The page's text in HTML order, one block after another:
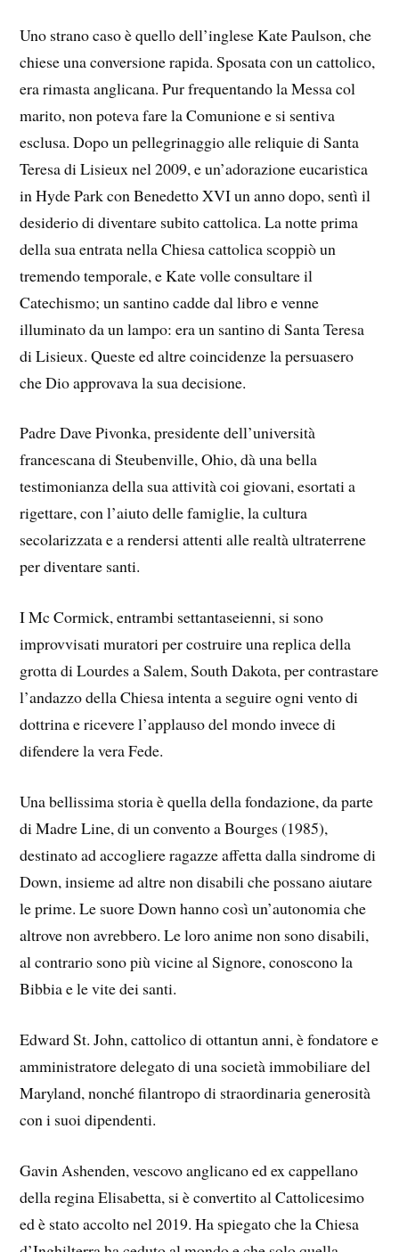
Uno strano caso è quello dell’inglese Kate Paulson, che
chiese una conversione rapida. Sposata con un cattolico,
era rimasta anglicana. Pur frequentando la Messa col
marito, non poteva fare la Comunione e si sentiva
esclusa. Dopo un pellegrinaggio alle reliquie di Santa
Teresa di Lisieux nel 2009, e un’adorazione eucaristica
in Hyde Park con Benedetto XVI un anno dopo, sentì il
desiderio di diventare subito cattolica. La notte prima
della sua entrata nella Chiesa cattolica scoppiò un
tremendo temporale, e Kate volle consultare il
Catechismo; un santino cadde dal libro e venne
illuminato da un lampo: era un santino di Santa Teresa
di Lisieux. Queste ed altre coincidenze la persuasero
che Dio approvava la sua decisione.
Padre Dave Pivonka, presidente dell’università
francescana di Steubenville, Ohio, dà una bella
testimonianza della sua attività coi giovani, esortati a
rigettare, con l’aiuto delle famiglie, la cultura
secolarizzata e a rendersi attenti alle realtà ultraterrene
per diventare santi.
I Mc Cormick, entrambi settantaseienni, si sono
improvvisati muratori per costruire una replica della
grotta di Lourdes a Salem, South Dakota, per contrastare
l’andazzo della Chiesa intenta a seguire ogni vento di
dottrina e ricevere l’applauso del mondo invece di
difendere la vera Fede.
Una bellissima storia è quella della fondazione, da parte
di Madre Line, di un convento a Bourges (1985),
destinato ad accogliere ragazze affetta dalla sindrome di
Down, insieme ad altre non disabili che possano aiutare
le prime. Le suore Down hanno così un’autonomia che
altrove non avrebbero. Le loro anime non sono disabili,
al contrario sono più vicine al Signore, conoscono la
Bibbia e le vite dei santi.
Edward St. John, cattolico di ottantun anni, è fondatore e
amministratore delegato di una società immobiliare del
Maryland, nonché filantropo di straordinaria generosità
con i suoi dipendenti.
Gavin Ashenden, vescovo anglicano ed ex cappellano
della regina Elisabetta, si è convertito al Cattolicesimo
ed è stato accolto nel 2019. Ha spiegato che la Chiesa